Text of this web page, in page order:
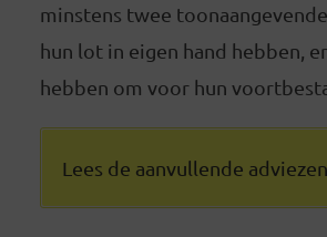
minstens twee
hun lot in eigen hand hebben,
hebben om voor hun
Lees de aanvullende adviezen